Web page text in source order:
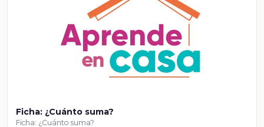
Ficha: ¿Cuánto suma?
Ficha: ¿Cuánto suma?